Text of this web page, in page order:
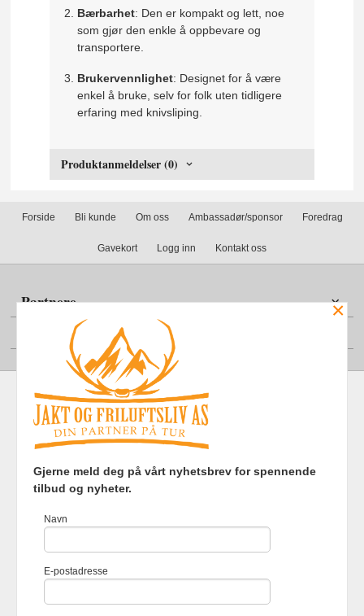
Bærbarhet: Den er kompakt og lett, noe
som gjør den enkle å oppbevare og
transportere.
Brukervennlighet: Designet for å være
enkel å bruke, selv for folk uten tidligere
erfaring med knivsliping.
Produktanmeldelser (0)
Forside Bli kunde Om oss Ambassadør/sponsor Foredrag
Gavekort Logg inn Kontakt oss
Partnere
Din konto
Frakt Kjøpsbetingelser Sikkerhet og personvern
Nyhetsbrev
Foretaksregisteret 920903363
du får en bedre kjøpsopplevelse og
bruker cookies hovedsaklig til å
×
Gjerne meld deg på vårt nyhetsbrev for spennende
tilbud og nyheter.
Navn
E-postadresse